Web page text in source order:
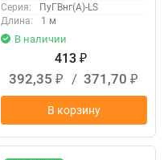
Серия:
ПуГВнг(А)-LS
Длина:
1 м
В наличии
413 ₽
392,35 ₽ / 371,70 ₽
В корзину